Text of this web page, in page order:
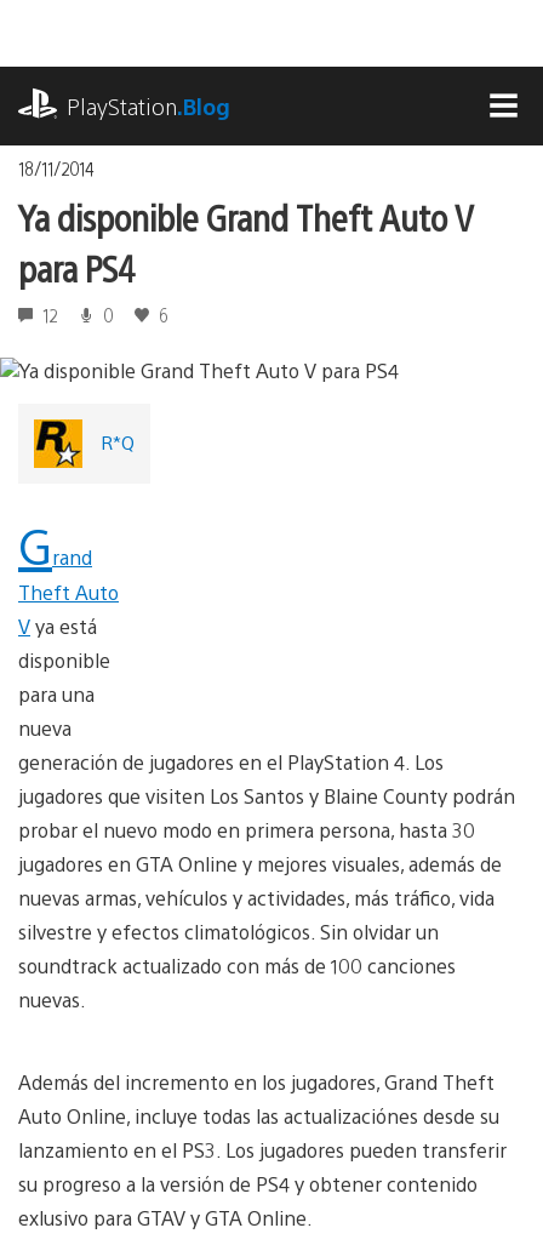
contenido
PlayStation.Blog
18/11/2014
Ya disponible Grand Theft Auto V
para PS4
12 0 6
R*Q
Grand
Theft Auto
Vya está
disponible
para una
nueva
generación de jugadores en el PlayStation 4. Los
jugadores que visiten Los Santos y Blaine County podrán
probar el nuevo modo en primera persona, hasta 30
jugadores en GTA Online y mejores visuales, además de
nuevas armas, vehículos y actividades, más tráfico, vida
silvestre y efectos climatológicos. Sin olvidar un
soundtrack actualizado con más de 100 canciones
nuevas.
Además del incremento en los jugadores, Grand Theft
Auto Online, incluye todas las actualizaciónes desde su
lanzamiento en el PS3. Los jugadores pueden transferir
su progreso a la versión de PS4 y obtener contenido
exlusivo para GTAV y GTA Online.